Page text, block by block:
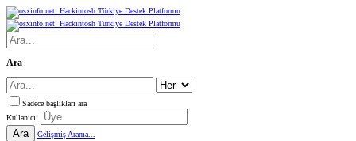
Ara
Sadece başlıkları ara
Kullanıcı:
Ara Gelişmiş Arama...